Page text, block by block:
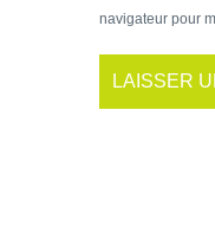
navigateur pour